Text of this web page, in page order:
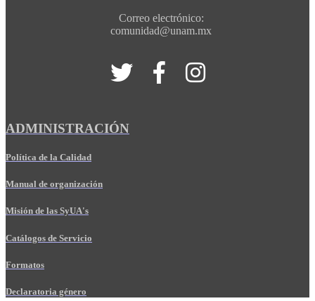
Correo electrónico:
comunidad@unam.mx
ADMINISTRACIÓN
Política de la Calidad
Manual de organización
Misión de las SyUA's
Catálogos de Servicio
Formatos
Declaratoria género